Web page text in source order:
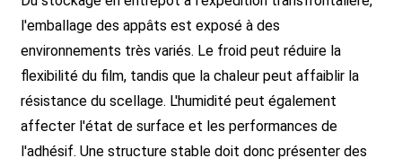
l'emballage des appâts est exposé à des
environnements très variés. Le froid peut réduire la
flexibilité du film, tandis que la chaleur peut affaiblir la
résistance du scellage. L'humidité peut également
affecter l'état de surface et les performances de
l'adhésif. Une structure stable doit donc présenter des